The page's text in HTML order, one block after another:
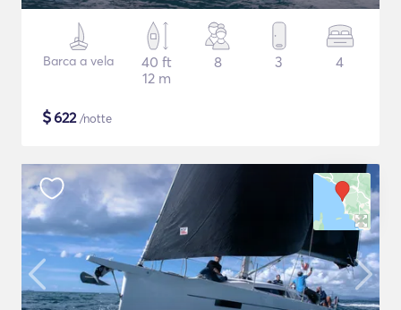
Barca a vela
40 ft
12 m
8 3 4
$622/notte